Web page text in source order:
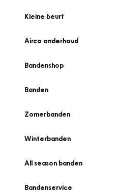
Kleine beurt
Airco onderhoud
Bandenshop
Banden
Zomerbanden
Winterbanden
All season banden
Bandenservice